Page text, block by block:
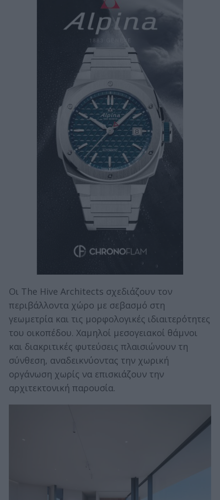
Οι The Hive Architects σχεδιάζουν τον
περιβάλλοντα χώρο με σεβασμό στη
γεωμετρία και τις μορφολογικές ιδιαιτερότητες
του οικοπέδου. Χαμηλοί μεσογειακοί θάμνοι
και διακριτικές φυτεύσεις πλαισιώνουν τη
σύνθεση, αναδεικνύοντας την χωρική
οργάνωση χωρίς να επισκιάζουν την
αρχιτεκτονική παρουσία.